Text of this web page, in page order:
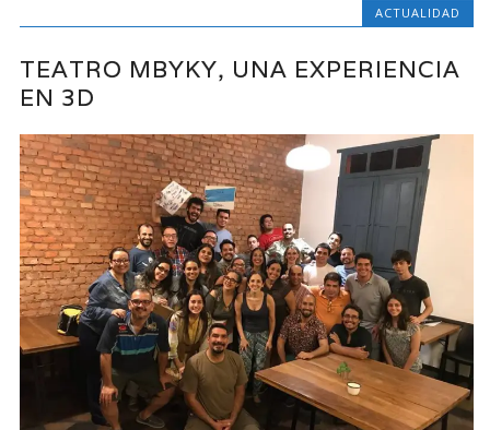
ACTUALIDAD
TEATRO MBYKY, UNA EXPERIENCIA
EN 3D